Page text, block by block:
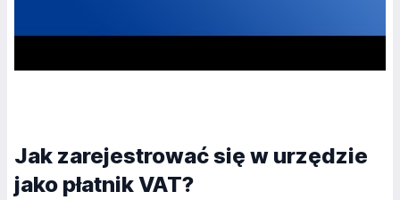
Jak zarejestrować się w urzędzie
jako płatnik VAT?